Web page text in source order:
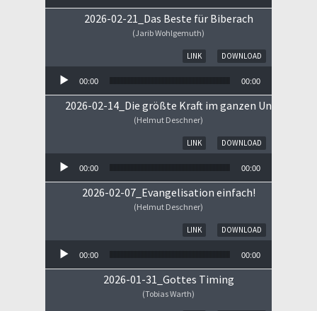
2026-02-21_Das Beste für Biberach
(Jarib Wohlgemuth)
DOWNLOAD
LINK
00:00 00:00
2026-02-14_Die größte Kraft im ganzen Universum
(Helmut Deschner)
DOWNLOAD
LINK
00:00 00:00
2026-02-07_Evangelisation einfach!
(Helmut Deschner)
DOWNLOAD
LINK
00:00 00:00
2026-01-31_Gottes Timing
(Tobias Warth)